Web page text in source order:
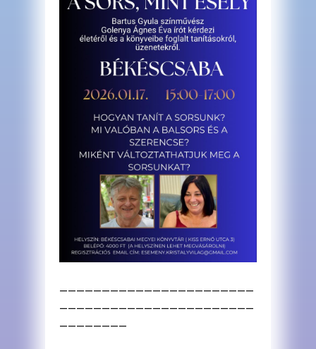
———————————————————————
———————————————————————
————————